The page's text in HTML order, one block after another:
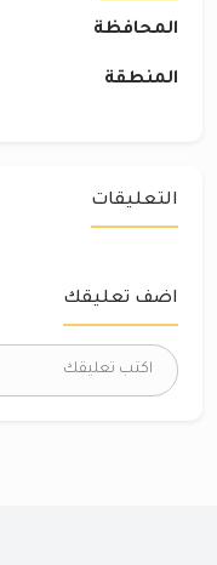
المحافظة
المنطقة
التعليقات
اضف تعليقك